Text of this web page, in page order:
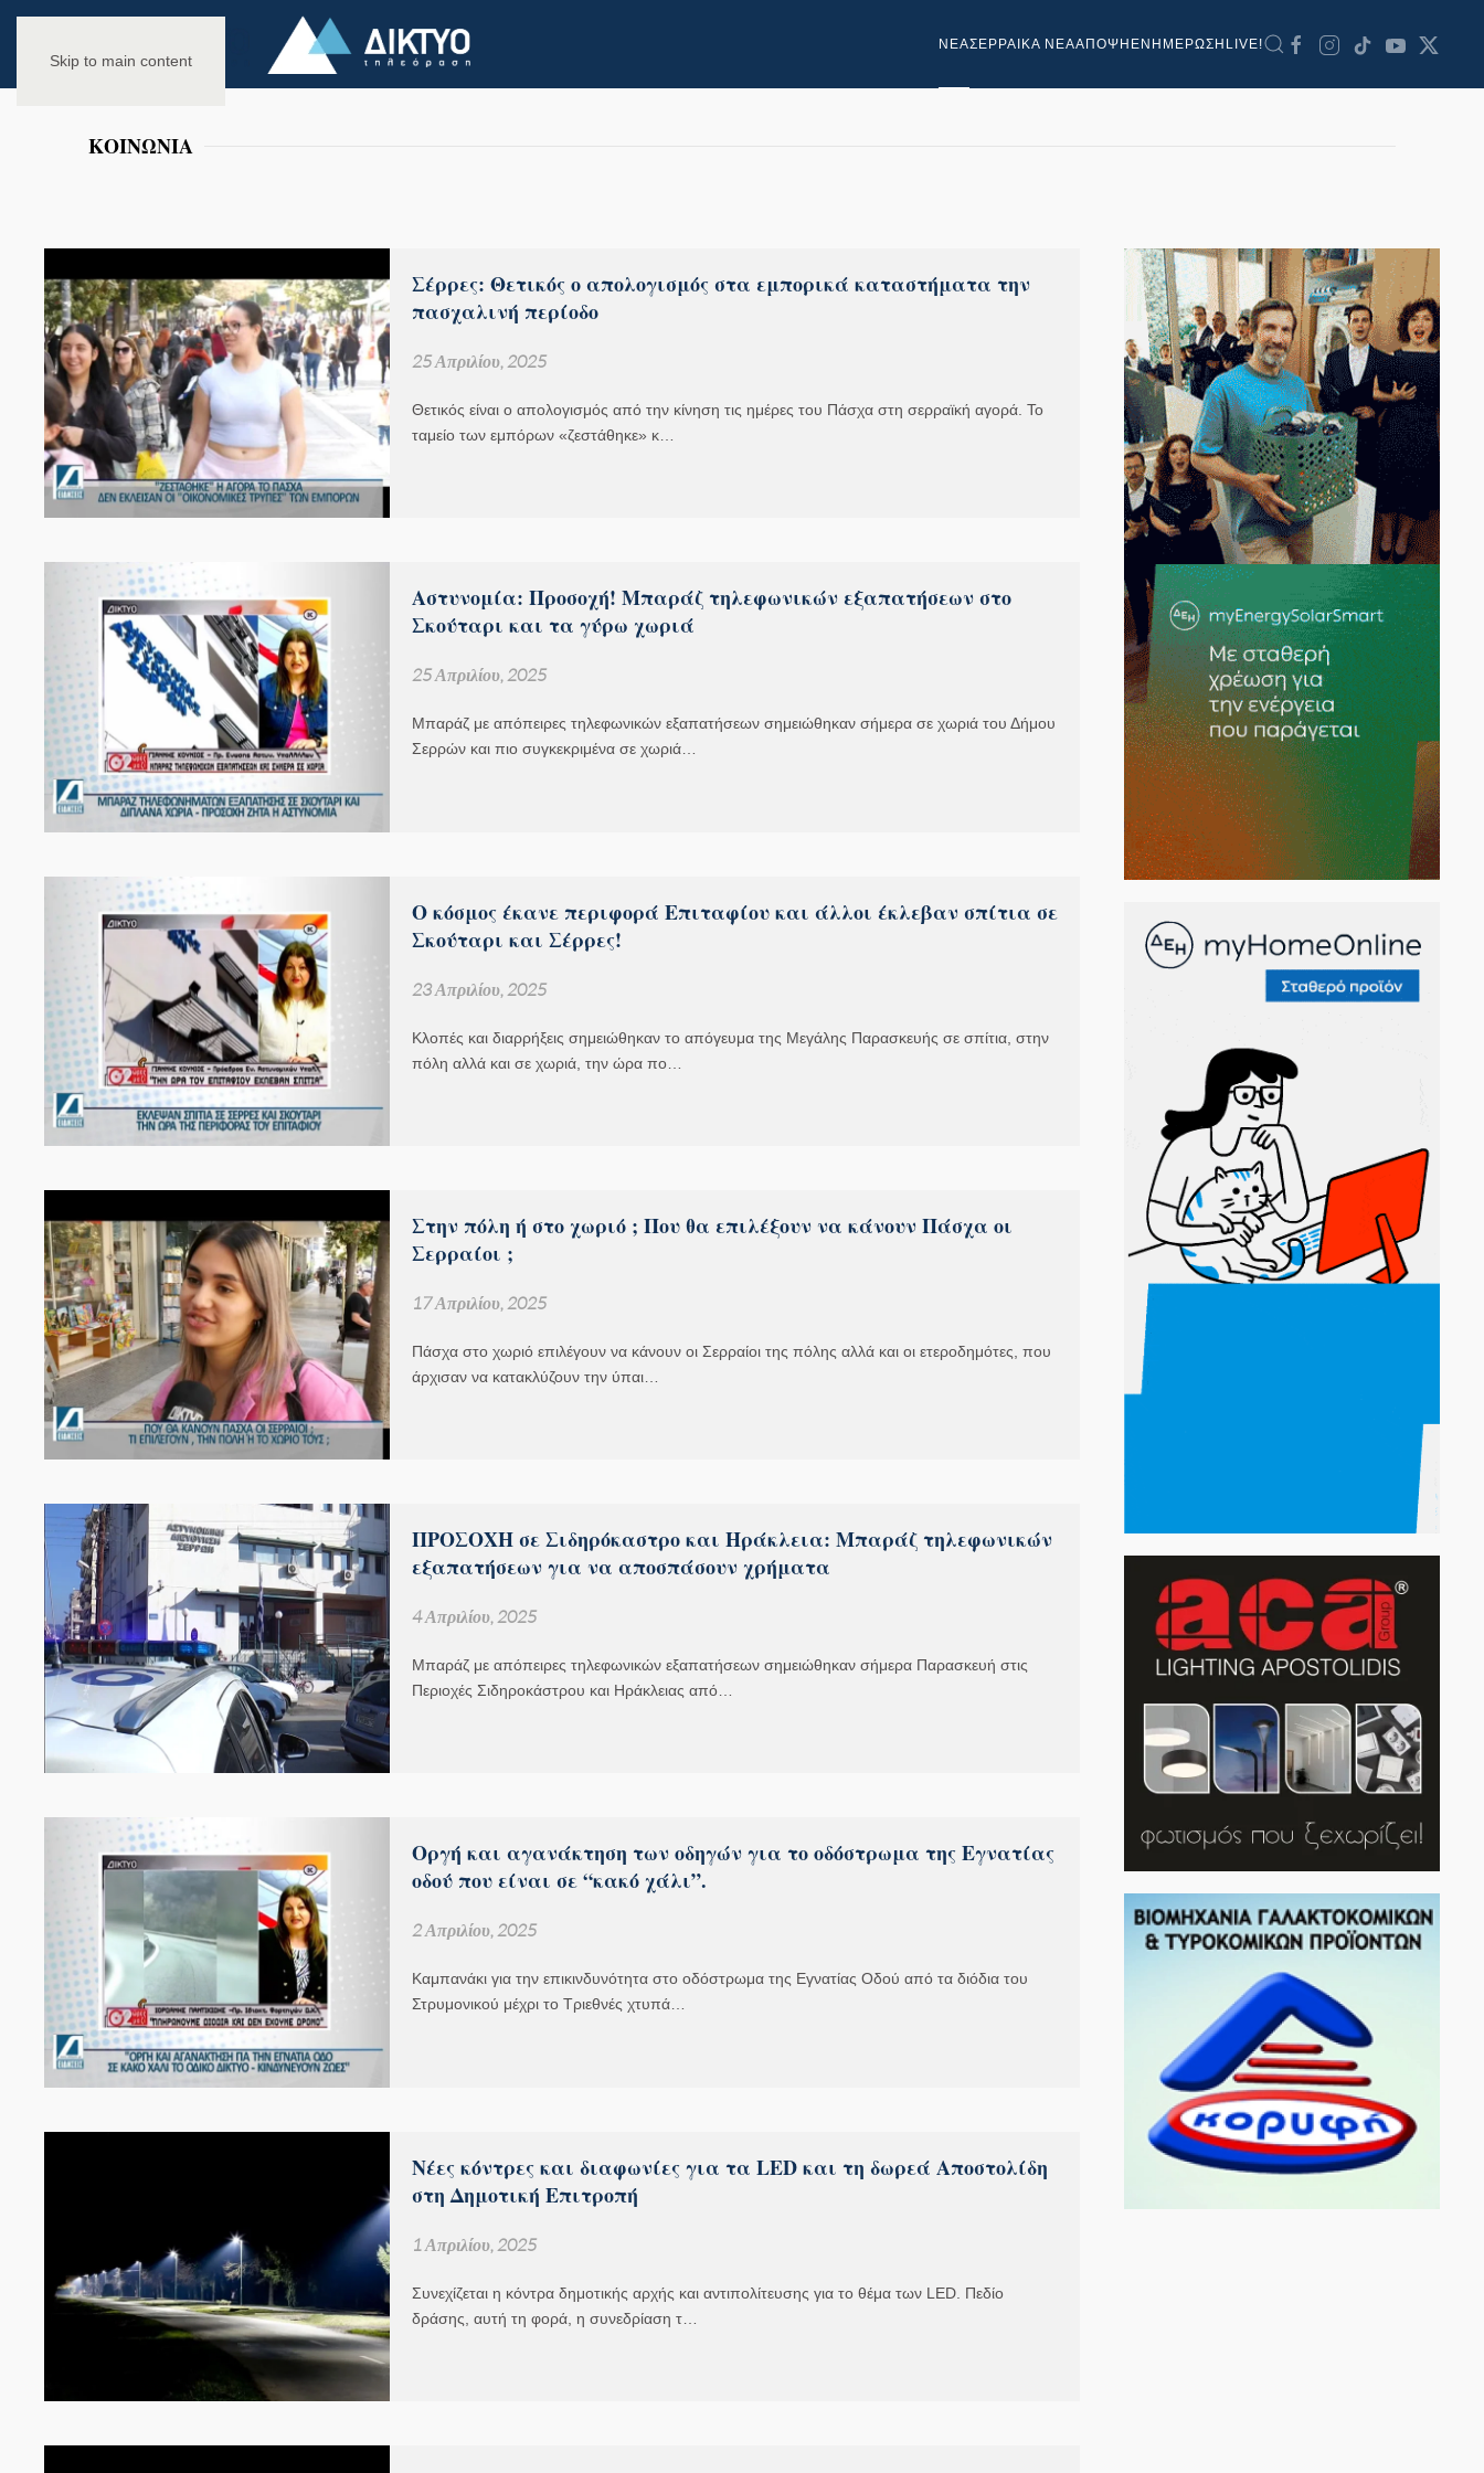
Skip to main content
NEAΣΕΡΡΑΙΚΑ ΝΕΑΑΠΟΨΗ ΕΝΗΜΕΡΩΣΗ LIVE!
ΚΟΙΝΩΝΙΑ
Σέρρες: Θετικός ο απολογισμός στα εμπορικά καταστήματα την
πασχαλινή περίοδο
25 Απριλίου, 2025
Θετικός είναι ο απολογισμός από την κίνηση τις ημέρες του Πάσχα στη σερραϊκή αγορά. Το
ταμείο των εμπόρων «ζεστάθηκε» κ…
Αστυνομία: Προσοχή! Μπαράζ τηλεφωνικών εξαπατήσεων στο
Σκούταρι και τα γύρω χωριά
25 Απριλίου, 2025
Μπαράζ με απόπειρες τηλεφωνικών εξαπατήσεων σημειώθηκαν σήμερα σε χωριά του Δήμου
Σερρών και πιο συγκεκριμένα σε χωριά…
Ο κόσμος έκανε περιφορά Επιταφίου και άλλοι έκλεβαν σπίτια σε
Σκούταρι και Σέρρες!
23 Απριλίου, 2025
Κλοπές και διαρρήξεις σημειώθηκαν το απόγευμα της Μεγάλης Παρασκευής σε σπίτια, στην
πόλη αλλά και σε χωριά, την ώρα πο…
Στην πόλη ή στο χωριό ; Που θα επιλέξουν να κάνουν Πάσχα οι
Σερραίοι ;
17 Απριλίου, 2025
Πάσχα στο χωριό επιλέγουν να κάνουν οι Σερραίοι της πόλης αλλά και οι ετεροδημότες, που
άρχισαν να κατακλύζουν την ύπαι…
ΠΡΟΣΟΧΗ σε Σιδηρόκαστρο και Ηράκλεια: Μπαράζ τηλεφωνικών
εξαπατήσεων για να αποσπάσουν χρήματα
4 Απριλίου, 2025
Μπαράζ με απόπειρες τηλεφωνικών εξαπατήσεων σημειώθηκαν σήμερα Παρασκευή στις
Περιοχές Σιδηροκάστρου και Ηράκλειας από…
Οργή και αγανάκτηση των οδηγών για το οδόστρωμα της Εγνατίας
οδού που είναι σε “κακό χάλι”.
2 Απριλίου, 2025
Καμπανάκι για την επικινδυνότητα στο οδόστρωμα της Εγνατίας Οδού από τα διόδια του
Στρυμονικού μέχρι το Τριεθνές χτυπά…
Νέες κόντρες και διαφωνίες για τα LED και τη δωρεά Αποστολίδη
στη Δημοτική Επιτροπή
1 Απριλίου, 2025
Συνεχίζεται η κόντρα δημοτικής αρχής και αντιπολίτευσης για το θέμα των LED. Πεδίο
δράσης, αυτή τη φορά, η συνεδρίαση τ…